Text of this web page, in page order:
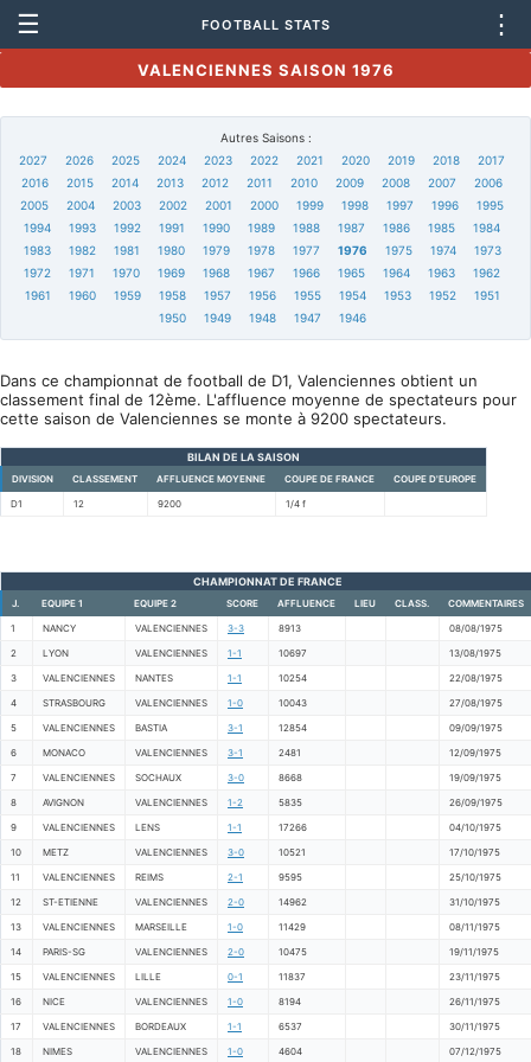
☰ FOOTBALL STATS ⋮
VALENCIENNES SAISON 1976
Autres Saisons :
2027
2026 2025 2024 2023 2022 2021 2020 2019 2018
2017
2016
2015 2014 2013 2012 2011 2010 2009 2008 2007
2006
2005
2004 2003 2002 2001 2000 1999 1998 1997 1996
1995
1994
1993 1992 1991 1990 1989 1988 1987 1986 1985
1984
1983
1982 1981 1980 1979 1978 1977 1976 1975 1974
1973
1972
1971 1970 1969 1968 1967 1966 1965 1964 1963
1962
1961
1960 1959 1958 1957 1956 1955 1954 1953 1952
1951
1950
1949 1948 1947 1946
Dans ce championnat de football de D1, Valenciennes obtient un
classement final de 12ème. L'affluence moyenne de spectateurs pour
cette saison de Valenciennes se monte à 9200 spectateurs.
BILAN DE LA SAISON
DIVISION CLASSEMENT AFFLUENCE MOYENNE COUPE DE FRANCE COUPE D'EUROPE
D1 12 9200 1/4 f
CHAMPIONNAT DE FRANCE
J. EQUIPE 1 EQUIPE 2 SCORE AFFLUENCE LIEU CLASS. COMMENTAIRES
1 NANCY VALENCIENNES 3-3 8913 08/08/1975
2 LYON VALENCIENNES 1-1 10697 13/08/1975
3 VALENCIENNES NANTES 1-1 10254 22/08/1975
4 STRASBOURG VALENCIENNES 1-0 10043 27/08/1975
5 VALENCIENNES BASTIA 3-1 12854 09/09/1975
6 MONACO VALENCIENNES 3-1 2481 12/09/1975
7 VALENCIENNES SOCHAUX 3-0 8668 19/09/1975
8 AVIGNON VALENCIENNES 1-2 5835 26/09/1975
9 VALENCIENNES LENS 1-1 17266 04/10/1975
10 METZ VALENCIENNES 3-0 10521 17/10/1975
11 VALENCIENNES REIMS 2-1 9595 25/10/1975
12 ST-ETIENNE VALENCIENNES 2-0 14962 31/10/1975
13 VALENCIENNES MARSEILLE 1-0 11429 08/11/1975
14 PARIS-SG VALENCIENNES 2-0 10475 19/11/1975
15 VALENCIENNES LILLE 0-1 11837 23/11/1975
16 NICE VALENCIENNES 1-0 8194 26/11/1975
17 VALENCIENNES BORDEAUX 1-1 6537 30/11/1975
18 NIMES VALENCIENNES 1-0 4604 07/12/1975